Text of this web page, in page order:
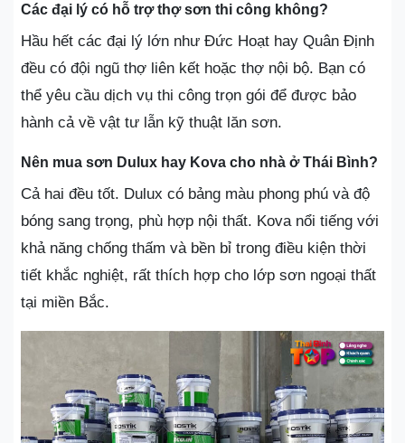
Các đại lý có hỗ trợ thợ sơn thi công không?
Hầu hết các đại lý lớn như Đức Hoạt hay Quân Định
đều có đội ngũ thợ liên kết hoặc thợ nội bộ. Bạn có
thể yêu cầu dịch vụ thi công trọn gói để được bảo
hành cả về vật tư lẫn kỹ thuật lăn sơn.
Nên mua sơn Dulux hay Kova cho nhà ở Thái Bình?
Cả hai đều tốt. Dulux có bảng màu phong phú và độ
bóng sang trọng, phù hợp nội thất. Kova nổi tiếng với
khả năng chống thấm và bền bỉ trong điều kiện thời
tiết khắc nghiệt, rất thích hợp cho lớp sơn ngoại thất
tại miền Bắc.